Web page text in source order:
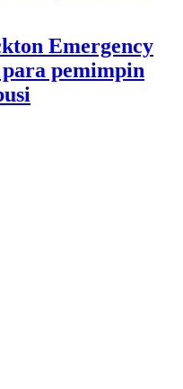
Emergency
pemimpin